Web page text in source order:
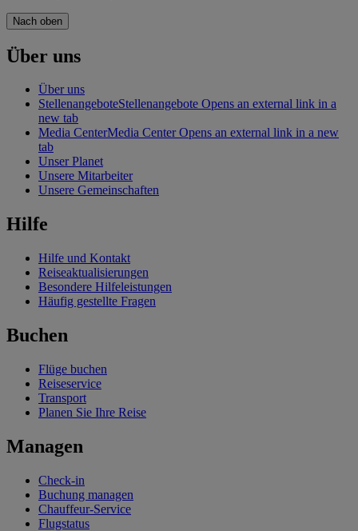
Nach oben
Über uns
Über uns
StellenangeboteStellenangebote Opens an external link in a
new tab
Media CenterMedia Center Opens an external link in a new
tab
Unser Planet
Unsere Mitarbeiter
Unsere Gemeinschaften
Hilfe
Hilfe und Kontakt
Reiseaktualisierungen
Besondere Hilfeleistungen
Häufig gestellte Fragen
Buchen
Flüge buchen
Reiseservice
Transport
Planen Sie Ihre Reise
Managen
Check-in
Buchung managen
Chauffeur-Service
Flugstatus